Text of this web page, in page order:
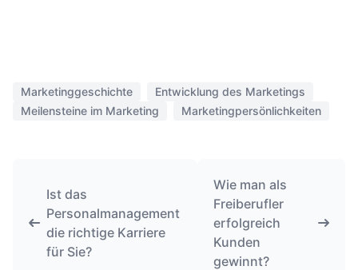
Marketinggeschichte
Entwicklung des Marketings
Meilensteine im Marketing
Marketingpersönlichkeiten
Ist das
Personalmanagement
die richtige Karriere
für Sie?
Wie man als
Freiberufler
erfolgreich
Kunden
gewinnt?